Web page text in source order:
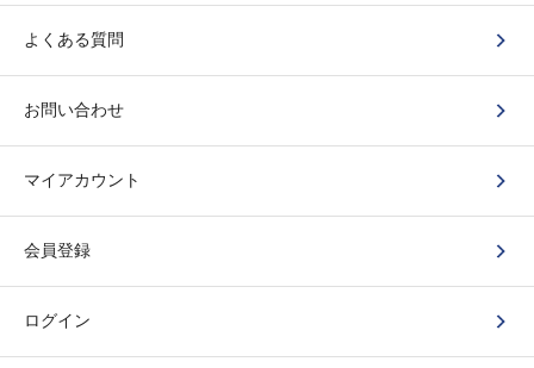
よくある質問
お問い合わせ
マイアカウント
会員登録
ログイン